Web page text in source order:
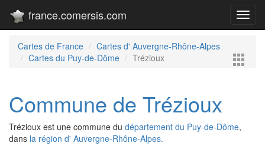
france.comersis.com
Cartes de France
Cartes d' Auvergne-Rhône-Alpes
Cartes du Puy-de-Dôme
Trézioux
Commune de Trézioux
Trézioux est une commune du département du Puy-de-Dôme,
dans la région d' Auvergne-Rhône-Alpes.